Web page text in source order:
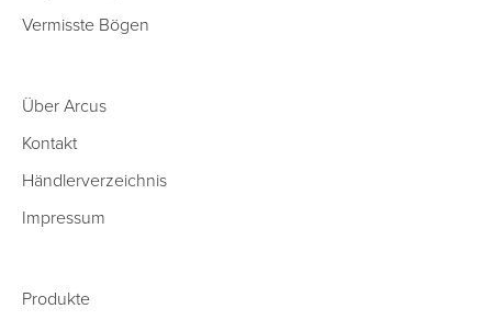
Vermisste Bögen
Über Arcus
Kontakt
Händlerverzeichnis
Impressum
Produkte